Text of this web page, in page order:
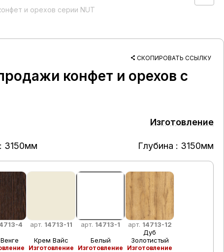
и орехов серии NUT
СКОПИРОВАТЬ ССЫЛКУ
конфет и орехов с
Изготовление
3150мм Глубина : 3150мм
4
арт. 14713-11
Крем Вайс
Изготовление
арт. 14713-1
Белый
Изготовление
арт. 14713-12
Дуб
Золотистый
Изготовление